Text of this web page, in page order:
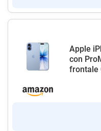
Apple
con
frontale